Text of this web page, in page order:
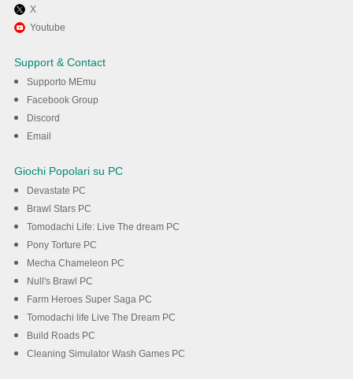
Divertiti giocando a Super
Bear Adventure su PC con
X
Youtube
Support & Contact
Supporto MEmu
Facebook Group
Discord
Email
Giochi Popolari su PC
Devastate PC
Brawl Stars PC
Tomodachi Life: Live The dream PC
Pony Torture PC
Mecha Chameleon PC
Null's Brawl PC
Farm Heroes Super Saga PC
Tomodachi life Live The Dream PC
Build Roads PC
Cleaning Simulator Wash Games PC